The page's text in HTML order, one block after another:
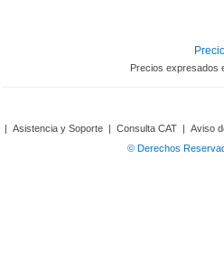
Precios expresados
| Asistencia y Soporte | Consulta CAT | Aviso
© Derechos